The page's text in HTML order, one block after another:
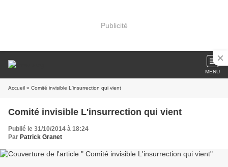
Publicité
MENU
Accueil » Comité invisible L'insurrection qui vient
Comité invisible L'insurrection qui vient
Publié le 31/10/2014 à 18:24
Par Patrick Granet